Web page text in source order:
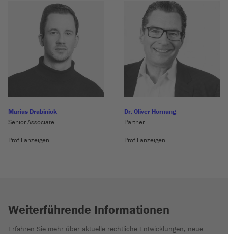
Marius Drabiniok
Senior Associate
Profil anzeigen
Dr. Oliver Hornung
Partner
Profil anzeigen
Weiterführende Informationen
Erfahren Sie mehr über aktuelle rechtliche Entwicklungen, neue